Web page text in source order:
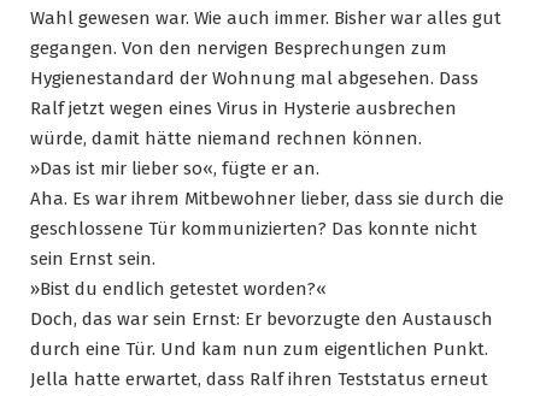
Wahl gewesen war. Wie auch immer. Bisher war alles gut
gegangen. Von den nervigen Besprechungen zum
Hygienestandard der Wohnung mal abgesehen. Dass
Ralf jetzt wegen eines Virus in Hysterie ausbrechen
würde, damit hätte niemand rechnen können.
»Das ist mir lieber so«, fügte er an.
Aha. Es war ihrem Mitbewohner lieber, dass sie durch die
geschlossene Tür kommunizierten? Das konnte nicht
sein Ernst sein.
»Bist du endlich getestet worden?«
Doch, das war sein Ernst: Er bevorzugte den Austausch
durch eine Tür. Und kam nun zum eigentlichen Punkt.
Jella hatte erwartet, dass Ralf ihren Teststatus erneut